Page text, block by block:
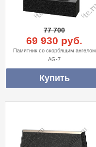
77 700
69 930 руб.
Памятник со скорбящим ангелом
AG-7